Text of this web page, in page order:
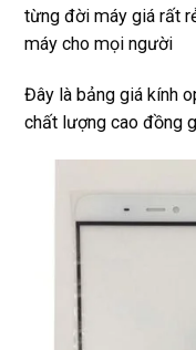
từng đời máy giá rất
máy cho mọi người
Đây là bảng giá kính
chất lượng cao đồng